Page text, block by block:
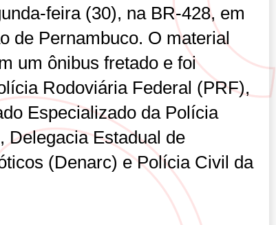
feira (30), na BR-428, em
de Pernambuco. O material
um ônibus fretado e foi
Rodoviária Federal (PRF),
Especializado da Polícia
Delegacia Estadual de
(Denarc) e Polícia Civil da